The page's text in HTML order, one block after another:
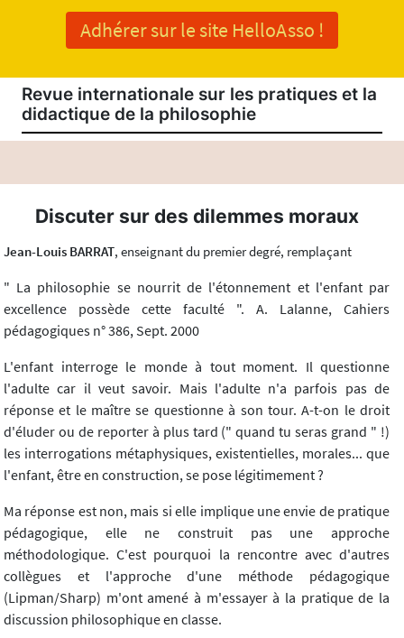
Adhérer sur le site HelloAsso !
Revue internationale sur les pratiques et la
didactique de la philosophie
Discuter sur des dilemmes moraux
Jean-Louis BARRAT, enseignant du premier degré, remplaçant
" La philosophie se nourrit de l'étonnement et l'enfant par
excellence possède cette faculté ". A. Lalanne, Cahiers
pédagogiques n° 386, Sept. 2000
L'enfant interroge le monde à tout moment. Il questionne
l'adulte car il veut savoir. Mais l'adulte n'a parfois pas de
réponse et le maître se questionne à son tour. A-t-on le droit
d'éluder ou de reporter à plus tard (" quand tu seras grand " !)
les interrogations métaphysiques, existentielles, morales... que
l'enfant, être en construction, se pose légitimement ?
Ma réponse est non, mais si elle implique une envie de pratique
pédagogique, elle ne construit pas une approche
méthodologique. C'est pourquoi la rencontre avec d'autres
collègues et l'approche d'une méthode pédagogique
(Lipman/Sharp) m'ont amené à m'essayer à la pratique de la
discussion philosophique en classe.